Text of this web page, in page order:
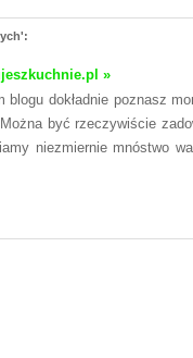
»
blogu dokładnie poznasz
być rzeczywiście
niezmiernie mnóstwo